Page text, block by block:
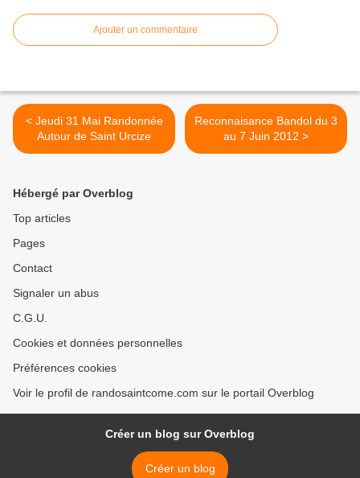
Ajouter un commentaire
< Jeudi 31 Mai Randonnée
Autour de Saint Urcize
Reconnaisance Bandol du 3
au 7 Juin 2012 >
Hébergé par Overblog
Top articles
Pages
Contact
Signaler un abus
C.G.U.
Cookies et données personnelles
Préférences cookies
Voir le profil de randosaintcome.com sur le portail Overblog
Créer un blog sur Overblog
Créer un blog